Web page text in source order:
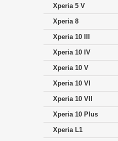
Xperia 5 V
Xperia 8
Xperia 10 III
Xperia 10 IV
Xperia 10 V
Xperia 10 VI
Xperia 10 VII
Xperia 10 Plus
Xperia L1